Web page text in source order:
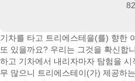
82
기차를 타고 트리에스테을(를) 향한
또 있을까요? 우리는 그것을 확신합
하고 기차에서 내리자마자 탐험을
무 많으니 트리에스테이(가) 제공하